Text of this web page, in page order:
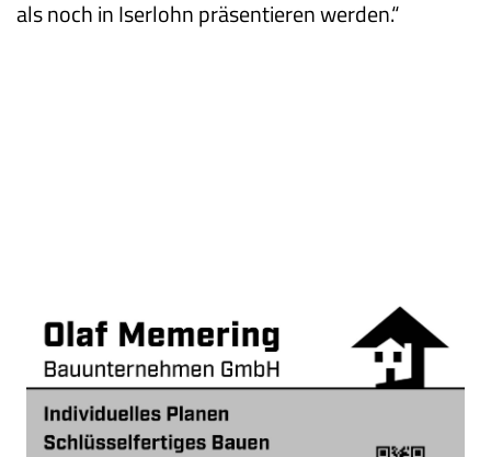
als noch in Iserlohn präsentieren werden.“